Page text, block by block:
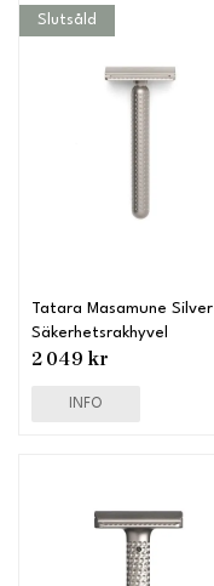
Slutsåld
Tatara Masamune Silver
Säkerhetsrakhyvel
2 049 kr
INFO